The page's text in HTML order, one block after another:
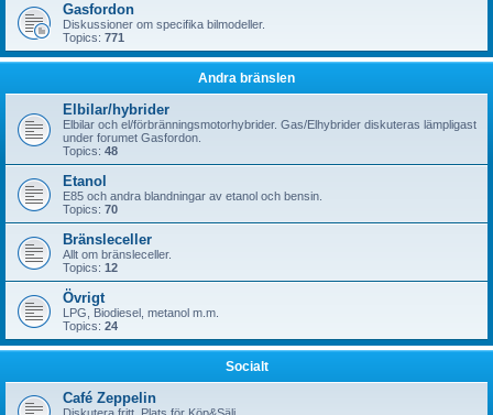
Gasfordon
Diskussioner om specifika bilmodeller.
Topics: 771
Andra bränslen
Elbilar/hybrider
Elbilar och el/förbränningsmotorhybrider. Gas/Elhybrider diskuteras lämpligast
under forumet Gasfordon.
Topics: 48
Etanol
E85 och andra blandningar av etanol och bensin.
Topics: 70
Bränsleceller
Allt om bränsleceller.
Topics: 12
Övrigt
LPG, Biodiesel, metanol m.m.
Topics: 24
Socialt
Café Zeppelin